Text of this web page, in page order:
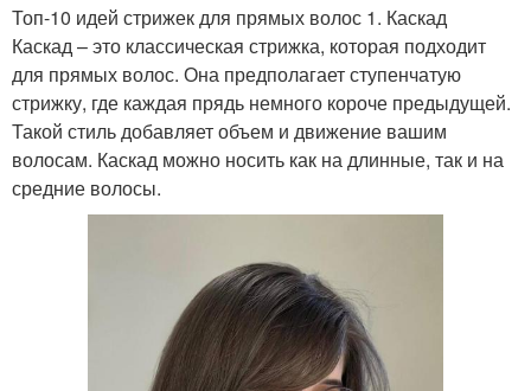
Топ-10 идей стрижек для прямых волос 1. Каскад
Каскад – это классическая стрижка, которая подходит
для прямых волос. Она предполагает ступенчатую
стрижку, где каждая прядь немного короче предыдущей.
Такой стиль добавляет объем и движение вашим
волосам. Каскад можно носить как на длинные, так и на
средние волосы.